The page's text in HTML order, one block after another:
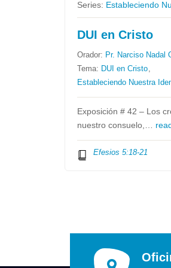
Series: Estableciendo
DUI en Cristo
Orador: Pr. Narciso Nadal
Tema: DUI en Cristo,
Estableciendo Nuestra
Exposición # 42 – Los
nuestro consuelo,…
Efesios 5:18-21